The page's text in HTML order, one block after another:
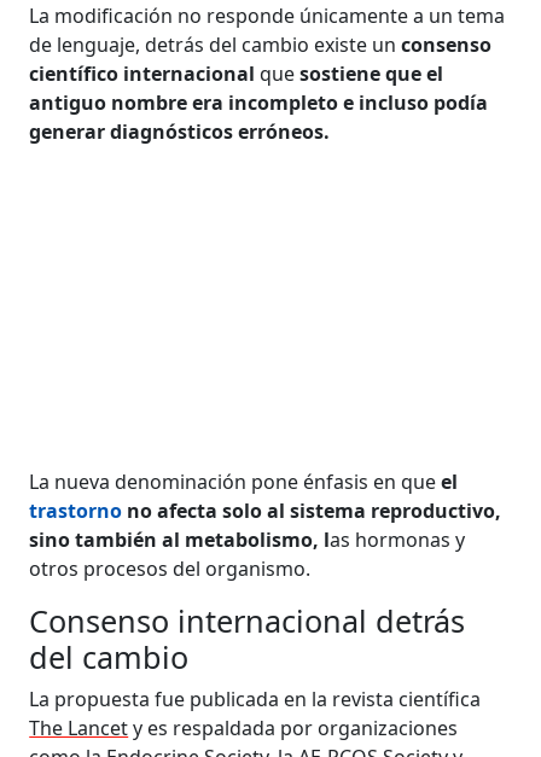
La modificación no responde únicamente a un tema
de lenguaje, detrás del cambio existe unconsenso
científico internacional quesostiene que el
antiguo nombre era incompleto e incluso podía
generar diagnósticos erróneos.
La nueva denominación pone énfasis en queel
trastorno no afecta solo al sistema reproductivo,
sino también al metabolismo, las hormonas y
otros procesos del organismo.
Consenso internacional detrás
del cambio
La propuesta fue publicada en la revista científica
The Lancety es respaldada por organizaciones